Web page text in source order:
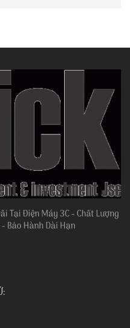
Tại Điện Máy 3C - Chất Lượng
Bảo Hành Dài Hạn